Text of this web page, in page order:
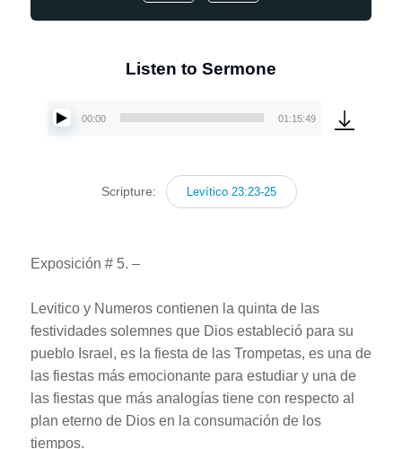
Listen to Sermone
Reproductor
audio
00:00 01:15:49
Scripture: Levítico 23:23-25
Exposición # 5. –
Levitico y Numeros contienen la quinta de las
festividades solemnes que Dios estableció para su
pueblo Israel, es la fiesta de las Trompetas, es una de
las fiestas más emocionante para estudiar y una de
las fiestas que más analogías tiene con respecto al
plan eterno de Dios en la consumación de los
tiempos.